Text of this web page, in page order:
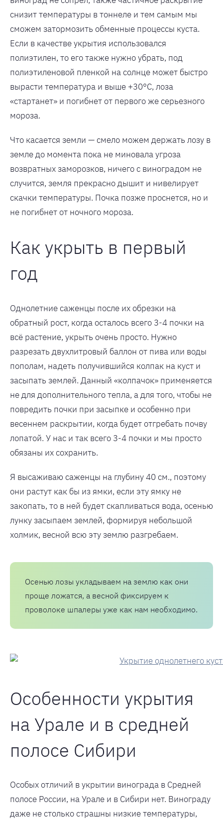
снизит температуры в тоннеле и тем самым мы
сможем затормозить обменные процессы куста.
Если в качестве укрытия использовался
полиэтилен, то его также нужно убрать, под
полиэтиленовой пленкой на солнце может быстро
вырасти температура и выше +30°С, лоза
«стартанет» и погибнет от первого же серьезного
мороза.
Что касается земли — смело можем держать лозу в
земле до момента пока не миновала угроза
возвратных заморозков, ничего с виноградом не
случится, земля прекрасно дышит и нивелирует
скачки температуры. Почка позже проснется, но и
не погибнет от ночного мороза.
Как укрыть в первый
год
Однолетние саженцы после их обрезки на
обратный рост, когда осталось всего 3-4 почки на
всё растение, укрыть очень просто. Нужно
разрезать двухлитровый баллон от пива или воды
пополам, надеть получившийся колпак на куст и
засыпать землей. Данный «колпачок» применяется
не для дополнительного тепла, а для того, чтобы не
повредить почки при засыпке и особенно при
весеннем раскрытии, когда будет отгребать почву
лопатой. У нас и так всего 3-4 почки и мы просто
обязаны их сохранить.
Я высаживаю саженцы на глубину 40 см., поэтому
они растут как бы из ямки, если эту ямку не
закопать, то в ней будет скапливаться вода, осенью
лунку засыпаем землей, формируя небольшой
холмик, весной всю эту землю разгребаем.
Осенью лозы укладываем на землю как они
проще ложатся, а весной фиксируем к
проволоке шпалеры уже как нам необходимо.
Особенности укрытия
на Урале и в средней
полосе Сибири
Особых отличий в укрытии винограда в Средней
полосе России, на Урале и в Сибири нет. Винограду
даже не столько страшны низкие температуры,